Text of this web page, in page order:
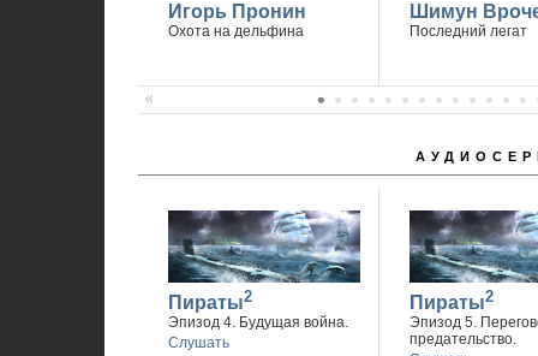
Игорь Пронин
Охота на дельфина
Шимун
Последний легат
Пираты2
Эпизод 4. Будущая война.
Слушать
Пираты2
Эпизод 5.
предательство.